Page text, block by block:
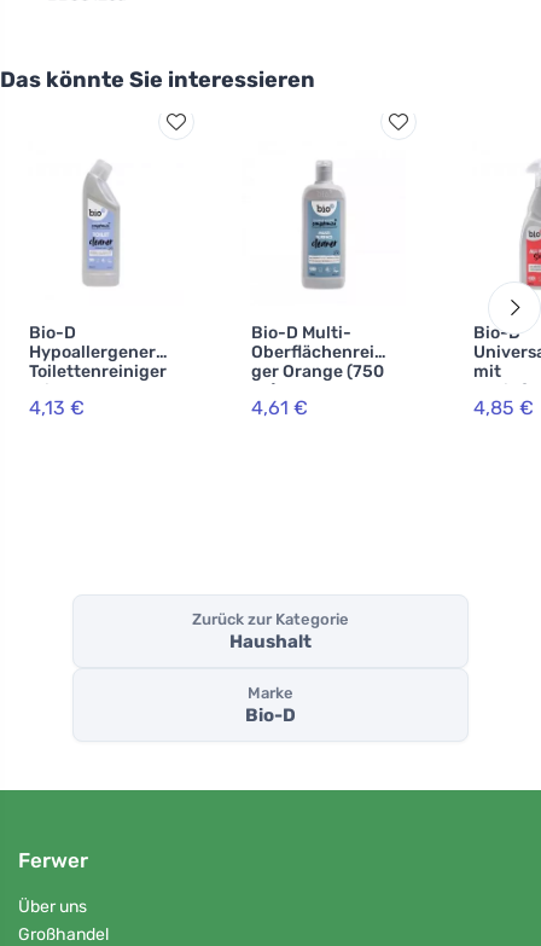
Das könnte Sie interessieren
Bio-D
Hypoallergener
Toilettenreiniger
mit
Zitronengrasduft
4,13 €
Bio-D Multi-
Oberflächenreini
ger Orange (750
ml)
4,61 €
Bio-D
mit
tel mit
4,85 €
Zurück zur Kategorie
Haushalt
Marke
Bio-D
Ferwer
Über uns
Großhandel